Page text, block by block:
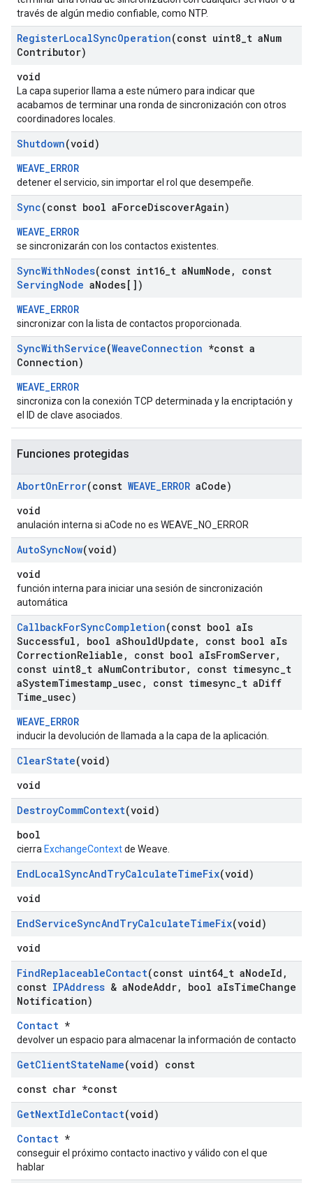
través de algún medio confiable, como NTP.
RegisterLocalSyncOperation(const uint8 t aNum
Contributor)
void
La capa superior llama a este número para indicar que
acabamos de terminar una ronda de sincronización con otros
coordinadores locales.
Shutdown(void)
WEAVE_ERROR
detener el servicio, sin importar el rol que desempeñe.
Sync(const bool aForceDiscoverAgain)
WEAVE_ERROR
se sincronizarán con los contactos existentes.
SyncWithNodes(const int16 t aNumNode ,
const
ServingNode aNodes[])
WEAVE_ERROR
sincronizar con la lista de contactos proporcionada.
SyncWithService(WeaveConnection *const a
Connection)
WEAVE_ERROR
sincroniza con la conexión TCP determinada y la encriptación y
el ID de clave asociados.
Funciones protegidas
AbortOnError(const WEAVE_ERROR aCode)
void
anulación interna si aCode no es WEAVE_NO_ERROR
AutoSyncNow(void)
void
función interna para iniciar una sesión de sincronización
automática
CallbackForSyncCompletion(const bool aIs
Successful , bool aShouldUpdate , const bool aIs
CorrectionReliable , const bool aIsFromServer,
const uint8 t aNumContributor, const timesync t
aSystemTimestamp usec , const timesync t aDiff
Time usec)
WEAVE_ERROR
inducir la devolución de llamada a la capa de la aplicación.
ClearState(void)
void
DestroyCommContext(void)
bool
cierra ExchangeContextde Weave.
EndLocalSyncAndTryCalculateTimeFix(void)
void
EndServiceSyncAndTryCalculateTimeFix(void)
void
FindReplaceableContact(const uint64 t aNodeId ,
const IPAddress & aNodeAddr, bool aIsTimeChange
Notification)
Contact *
devolver un espacio para almacenar la información de contacto
GetClientStateName(void) const
const char *const
GetNextIdleContact(void)
Contact *
conseguir el próximo contacto inactivo y válido con el que
hablar